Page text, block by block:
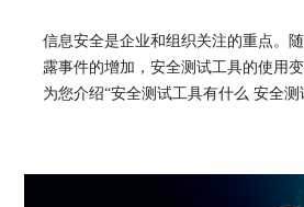
图4：新建界面
板，然后单击新建面板内【扫
信息安全是企业和组织关注的重点。
露事件的增加，安全测试工具的使用
为您介绍“安全测试工具有什么 安全
安全测试工具的种类、功能用途，以